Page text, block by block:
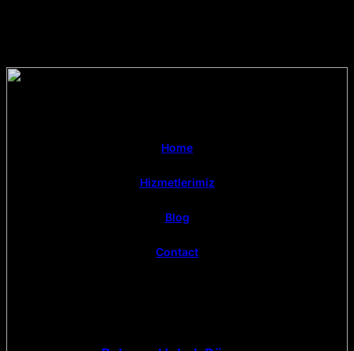
Home
Hizmetlerimiz
Blog
Contact